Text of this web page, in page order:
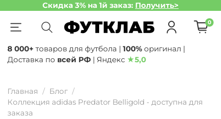
Скидка 3% на 1й заказ: Получить>
0
8 000+ товаров для футбола | 100% оригинал |
Доставка по всей РФ | Яндекс ★5,0
Главная
Блог
Коллекция adidas Predator Belligold - доступна для
заказа